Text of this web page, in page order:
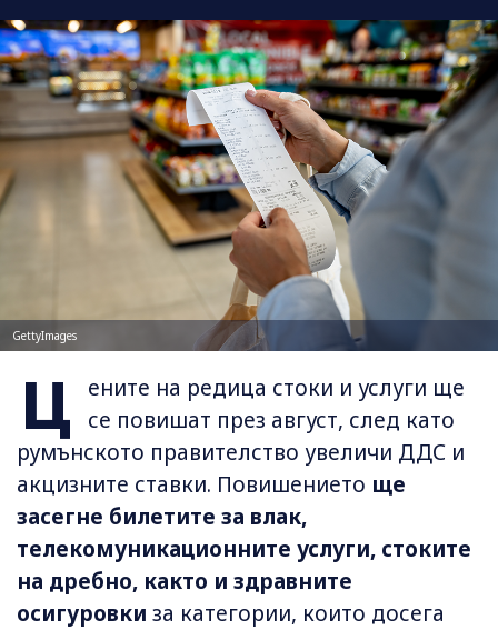
GettyImages
Ц
ените на редица стоки и услуги ще
се повишат през август, след като
румънското правителство увеличи ДДС и
акцизните ставки. Повишението ще
засегне билетите за влак,
телекомуникационните услуги, стоките
на дребно, както и здравните
осигуровки за категории, които досега